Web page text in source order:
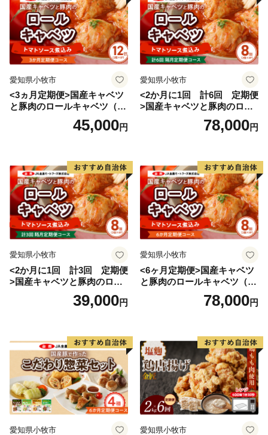
愛知県小牧市
<3ヵ月定期便>国産キャベツ
と豚肉のロールキャベツ（6P
45,000円
愛知県小牧市
<2か月に1回 計6回 定期便
>国産キャベツと豚肉のロー
ルキャベツ（4P入り）
78,000円
愛知県小牧市
<2か月に1回 計3回 定期便
>国産キャベツと豚肉のロー
ルキャベツ（4P入り）
39,000円
愛知県小牧市
<6ヶ月定期便>国産キャベツ
と豚肉のロールキャベツ（4P
78,000円
愛知県小牧市 愛知県小牧市